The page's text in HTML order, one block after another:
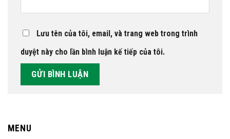
Lưu tên của tôi, email, và trang web trong trình
duyệt này cho lần bình luận kế tiếp của tôi.
MENU